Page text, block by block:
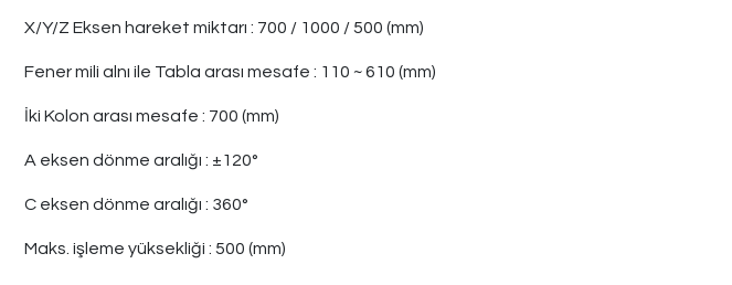
X/Y/Z Eksen hareket miktarı : 700 / 1000 / 500 (mm)
Fener mili alnı ile Tabla arası mesafe : 110 ~ 610 (mm)
İki Kolon arası mesafe : 700 (mm)
A eksen dönme aralığı : ±120°
C eksen dönme aralığı : 360°
Maks. işleme yüksekliği : 500 (mm)